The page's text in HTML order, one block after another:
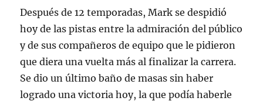
Después de 12 temporadas, Mark se despidió
hoy de las pistas entre la admiración del público
y de sus compañeros de equipo que le pidieron
que diera una vuelta más al finalizar la carrera.
Se dio un último baño de masas sin haber
logrado una victoria hoy, la que podía haberle